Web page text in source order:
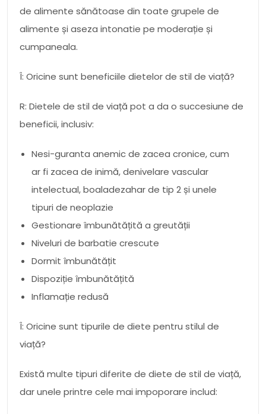
de alimente sănătoase din toate grupele de
alimente și aseza intonatie pe moderație și
cumpaneala.
Î: Oricine sunt beneficiile dietelor de stil de viață?
R: Dietele de stil de viață pot a da o succesiune de
beneficii, inclusiv:
Nesi-guranta anemic de zacea cronice, cum
ar fi zacea de inimă, denivelare vascular
intelectual, boaladezahar de tip 2 și unele
tipuri de neoplazie
Gestionare îmbunătățită a greutății
Niveluri de barbatie crescute
Dormit îmbunătățit
Dispoziție îmbunătățită
Inflamație redusă
Î: Oricine sunt tipurile de diete pentru stilul de
viață?
Există multe tipuri diferite de diete de stil de viață,
dar unele printre cele mai impoporare includ: